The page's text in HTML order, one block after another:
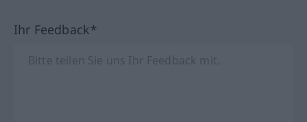
Ihr Feedback*